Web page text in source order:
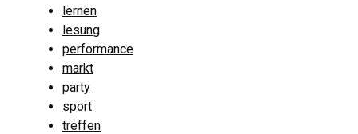
lernen
lesung
performance
markt
party
sport
treffen